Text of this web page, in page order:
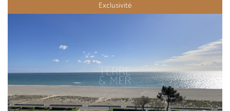
Exclusivité